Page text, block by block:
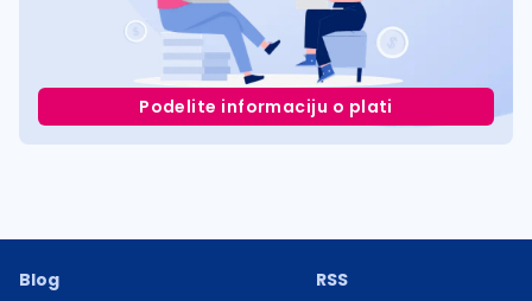
Podelite informaciju o plati
Blog
RSS